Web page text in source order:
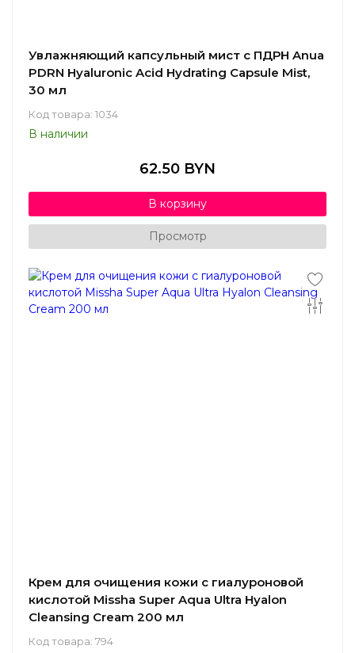
Увлажняющий капсульный мист с ПДРН Anua
PDRN Hyaluronic Acid Hydrating Capsule Mist,
30 мл
Код товара: 1034
В наличии
62.50 BYN
В корзину
Просмотр
Крем для очищения кожи с гиалуроновой
кислотой Missha Super Aqua Ultra Hyalon
Cleansing Cream 200 мл
Код товара: 794